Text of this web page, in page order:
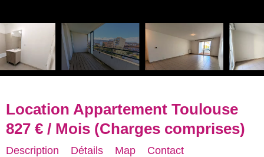
Location Appartement Toulouse
827 € / Mois (Charges comprises)
Description Détails Map Contact